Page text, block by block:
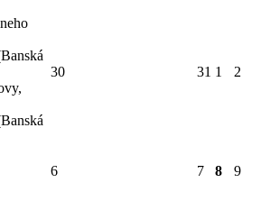
30 31 1 2
6 7 8 9